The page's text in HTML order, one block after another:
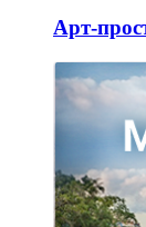
Арт-